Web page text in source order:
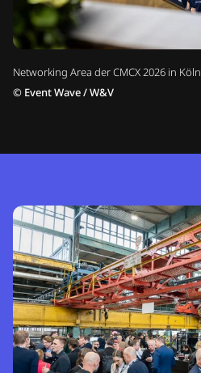
Networking Area der CMCX 2026 in Köln
© Event Wave / W&V